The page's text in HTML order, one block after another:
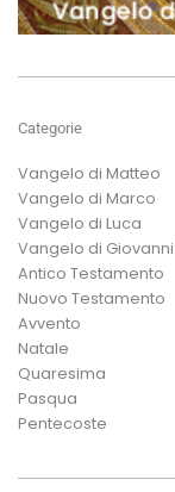
Categorie
Vangelo di Matteo
Vangelo di Marco
Vangelo di Luca
Vangelo di Giovanni
Antico Testamento
Nuovo Testamento
Avvento
Natale
Quaresima
Pasqua
Pentecoste